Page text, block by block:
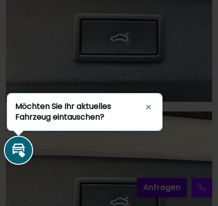
Anfragen
Inzahlungnahme
Möchten Sie Ihr aktuelles
Fahrzeug eintauschen?
Schließen